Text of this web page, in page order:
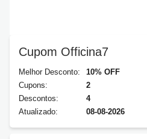
Cupom Officina7
Melhor Desconto:
10% OFF
Cupons:
2
Descontos:
4
Atualizado:
08-08-2026